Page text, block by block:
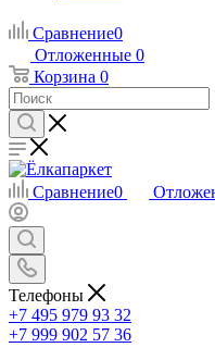
Сравнение0
Отложенные 0
Корзина 0
Сравнение0
Телефоны
+7 495 979 93 32
+7 999 902 57 36